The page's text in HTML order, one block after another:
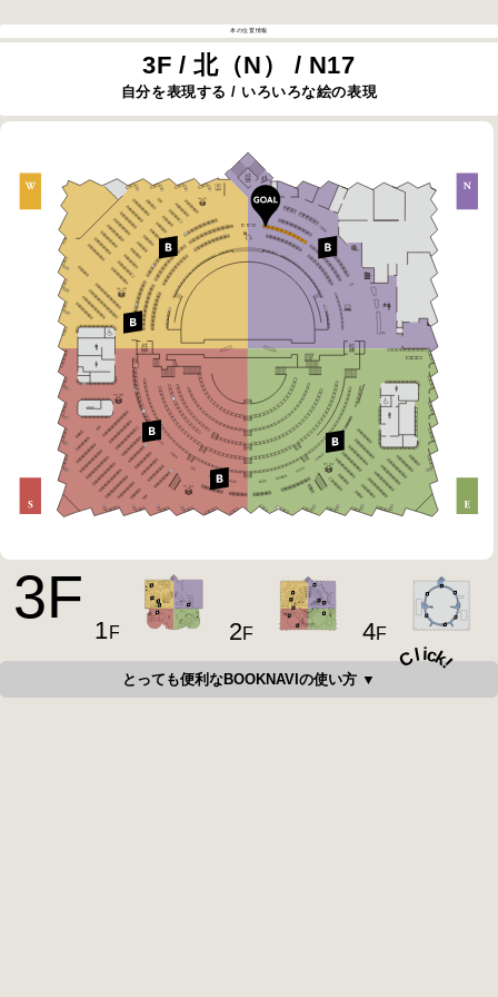
本の位置情報
3F / 北（N） / N17
自分を表現する / いろいろな絵の表現
3F
1F 2F 4F
Cl ick
!
とっても便利なBOOKNAVIの使い方 ▼